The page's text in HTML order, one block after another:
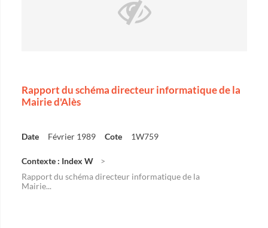
Rapport du schéma directeur informatique de la
Mairie d'Alès
Date Février 1989 Cote 1W759
Contexte : Index W
Rapport du schéma directeur informatique de la
Mairie...